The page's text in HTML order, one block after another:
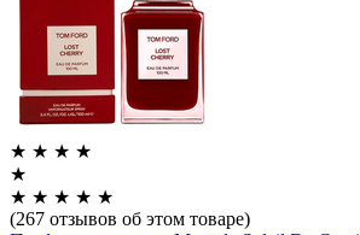
★ ★ ★ ★
★
★ ★ ★ ★ ★
(267 отзывов об этом товаре)